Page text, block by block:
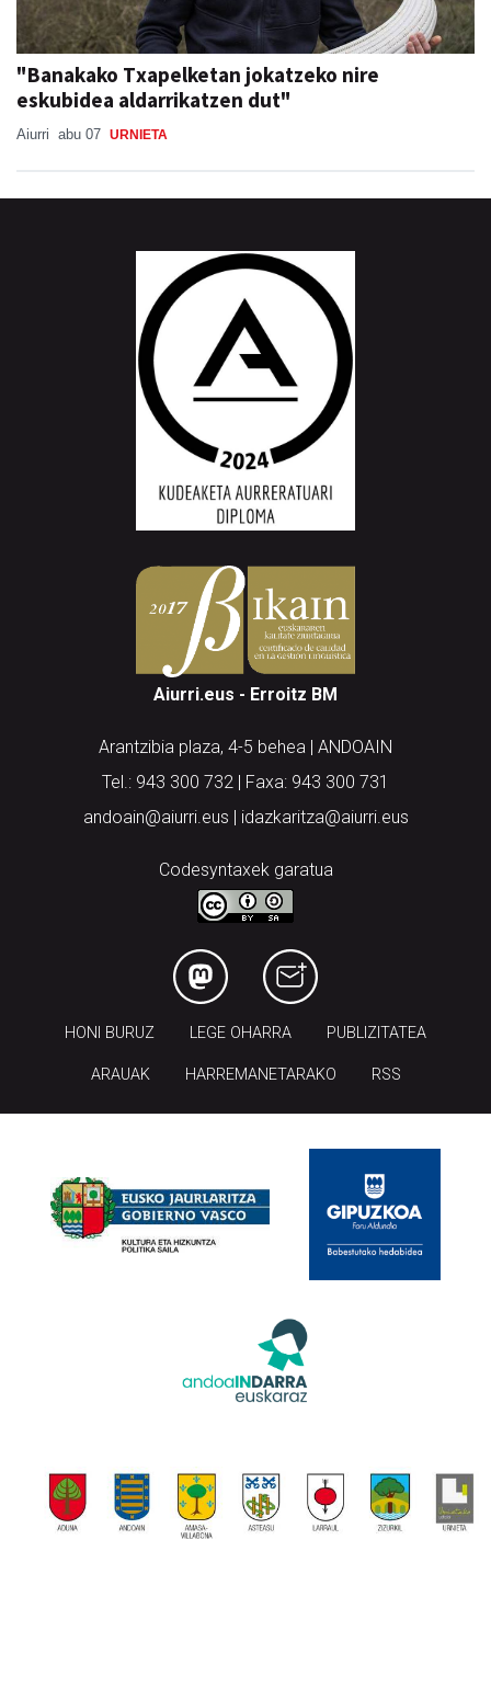
"Banakako Txapelketan jokatzeko nire
eskubidea aldarrikatzen dut"
Aiurri abu 07 URNIETA
Aiurri.eus - Erroitz BM
Arantzibia plaza, 4-5 behea | ANDOAIN
Tel.: 943 300 732 | Faxa: 943 300 731
andoain@aiurri.eus | idazkaritza@aiurri.eus
Codesyntaxek garatua
HONI BURUZ LEGE OHARRA PUBLIZITATEA
ARAUAK HARREMANETARAKO RSS